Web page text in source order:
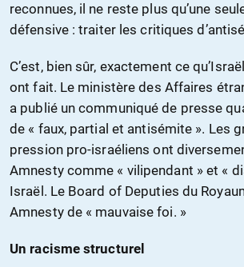
reconnues, il ne reste plus qu’une
défensive : traiter les critiques
C’est, bien sûr, exactement ce
ont fait. Le ministère des Affaires
a publié un communiqué de presse
de « faux, partial et antisémite ». Les
pression pro-israéliens ont
Amnesty comme « vilipendant » et «
Israël. Le Board of Deputies du
Amnesty de « mauvaise foi. »
Un racisme structurel